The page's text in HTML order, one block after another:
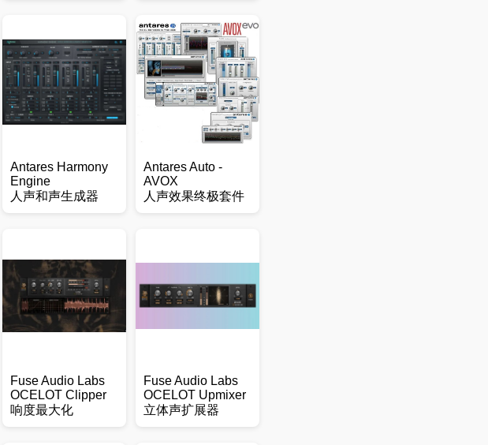
Antares Harmony
Engine
人声和声生成器
Antares Auto -
AVOX
人声效果终极套件
Fuse Audio Labs
OCELOT Clipper
响度最大化
Fuse Audio Labs
OCELOT Upmixer
立体声扩展器